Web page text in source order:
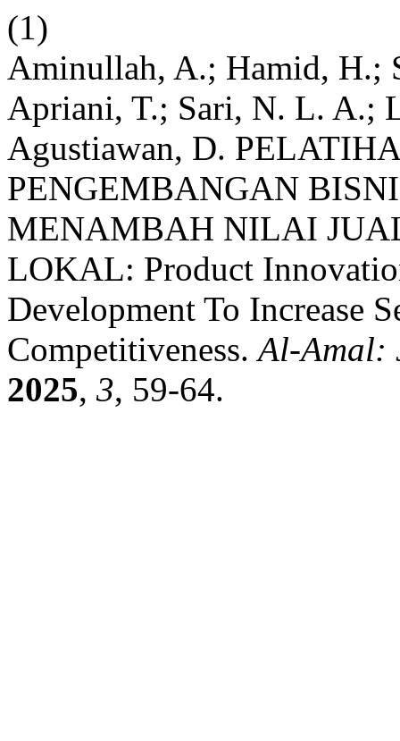
(1)
Aminullah, A.; Hamid, H.;
Apriani, T.; Sari, N. L. A.;
Agustiawan, D.
PENGEMBANGAN
MENAMBAH NILAI
LOKAL: Product
Development To Increase
Competitiveness.Al-Amal:
2025, 3, 59-64.